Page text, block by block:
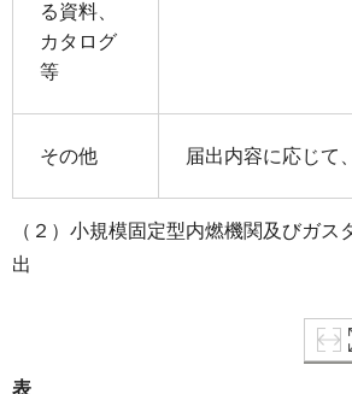
る資料、
カタログ
等
その他 届出内容に応じて
（２）小規模固定型内燃機関及びガス
出
表